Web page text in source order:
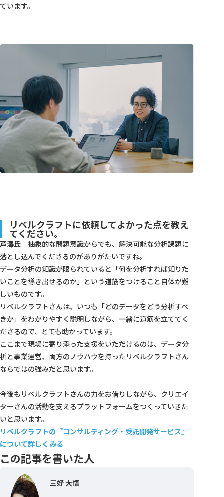
ています。
リベルクラフトに依頼してよかった点を教え
てください。
芦澤氏 抽象的な問題意識からでも、解決可能な分析課題に
落とし込んでくださるのがありがたいですね。
データ分析の知識が限られていると「何を分析すれば知りた
いことを導き出せるのか」という道筋をつけること自体が難
しいものです。
リベルクラフトさんは、いつも「どのデータをどう分析すべ
きか」をわかりやすく説明しながら、一緒に道筋を立ててく
ださるので、とても助かっています。
ここまで現場に寄り添った支援をいただけるのは、データ分
析と事業運営、両方のノウハウを持ったリベルクラフトさん
ならではの強みだと思います。
今後もリベルクラフトさんの力をお借りしながら、クリエイ
ターさんの活動を支えるプラットフォームをつくっていきた
いと思います。
リベルクラフトの『コンサルティング・受託開発サービス』
について詳しくみる
この記事を書いた人
三好 大悟